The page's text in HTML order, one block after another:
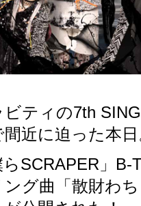
ビティの7th
間近に迫った本日
らSCRAPER」
ング曲「散財わ